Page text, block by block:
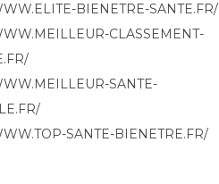
BIENETRE-SANTE.FR/
CLASSEMENT-
SANTE-
SANTE-BIENETRE.FR/